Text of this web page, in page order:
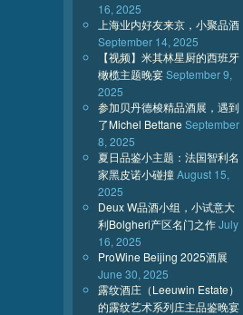
16, 2025
上海业内好友来京，小聚品酒
September 14, 2025
【视频】米其林星厨的西班牙
橄榄主题晚宴September 9,
2025
参加贝丹德梭精品酒展，遇到
了Michel Bettane September
8, 2025
夏日品鉴小主题：法国智利名
家黑皮诺小碰撞August 15,
2025
Deux W品酒小组，小试意大
利Bolgheri产区名门之作July
16, 2025
ProWine Beijing 2025酒展
June 30, 2025
露纹酒庄（Leeuwin Estate）
的露纹艺术系列庄主品鉴晚宴